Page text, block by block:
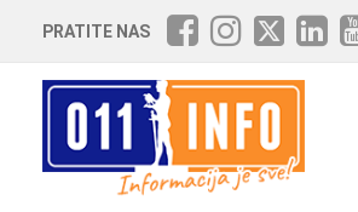
PRATITE NAS